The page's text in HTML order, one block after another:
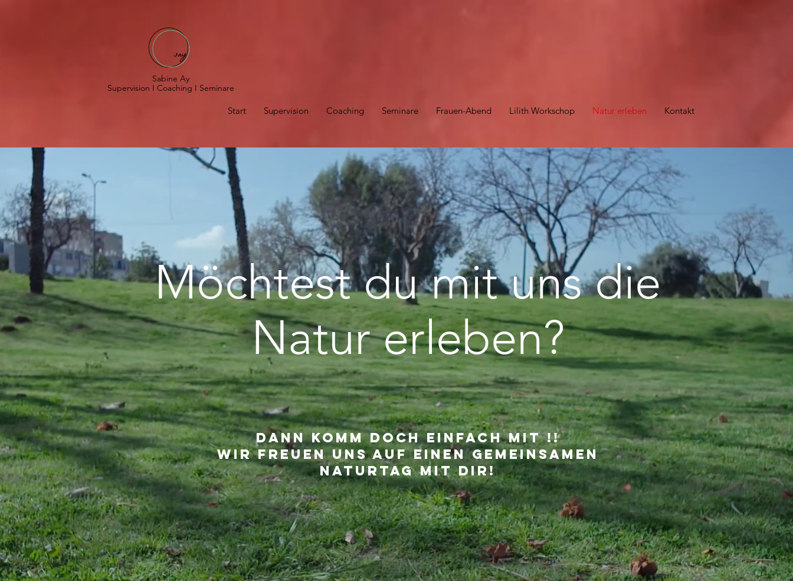
Sabine Ay
Supervision I Coaching I Seminare
Start Supervision Coaching Seminare Frauen-Abend Lilith Workschop Natur erleben Kontakt
Möchtest du mit uns die
Natur erleben?
Dann komm doch einfach mit !!
Wir freuen uns auf einen gemeinsamen
Naturtag mit dir!